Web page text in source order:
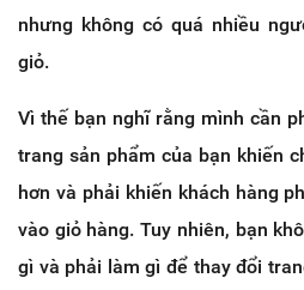
nhưng không có quá nhiều
giỏ.
Vì thế bạn nghĩ rằng mình cần
trang sản phẩm của bạn khiến
hơn và phải khiến khách hàng
vào giỏ hàng. Tuy nhiên, bạn
gì và phải làm gì để thay đổi